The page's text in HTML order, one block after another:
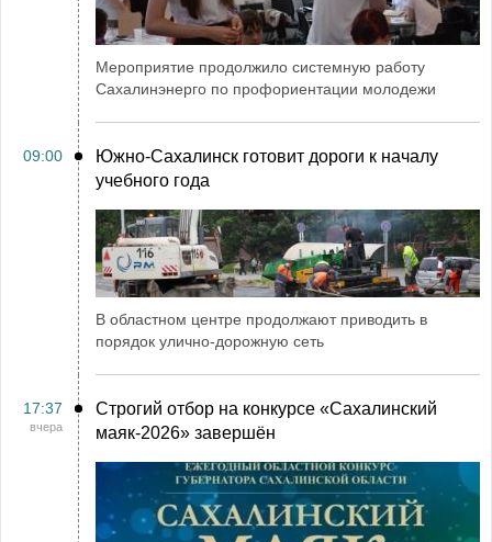
Мероприятие продолжило системную работу
Сахалинэнерго по профориентации молодежи
09:00
Южно-Сахалинск готовит дороги к началу
учебного года
В областном центре продолжают приводить в
порядок улично-дорожную сеть
17:37
вчера
Строгий отбор на конкурсе «Сахалинский
маяк‑2026» завершён